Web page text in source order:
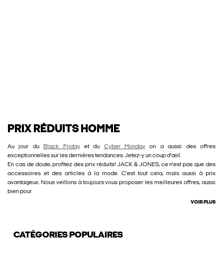
PRIX RÉDUITS HOMME
Au jour du Black Fridayet du Cyber Monday on a aussi des offres
exceptionnelles sur les dernières tendances. Jetez-y un coup d'œil.
En cas de doute, profitez des prix réduits! JACK & JONES, ce n'est pas que des
accessoires et des articles à la mode. C'est tout cela, mais aussi à prix
avantageux. Nous veillons à toujours vous proposer les meilleures offres, aussi
bien pour
VOIR PLUS
CATÉGORIES POPULAIRES